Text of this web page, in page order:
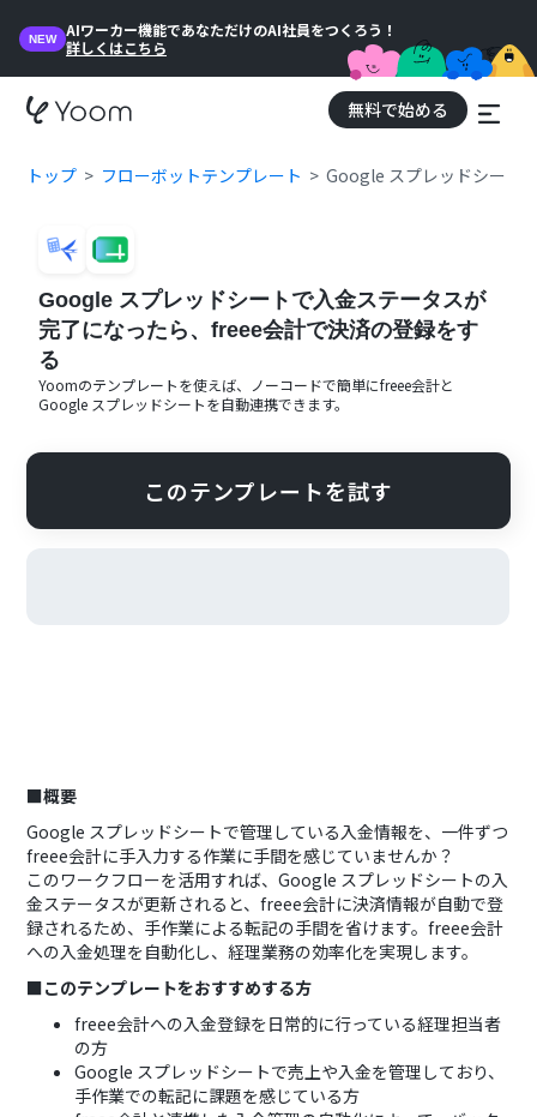
NEW
AIワーカー機能であなただけのAI社員をつくろう！
詳しくはこちら
無料で始める
トップ フローボットテンプレート Google スプレッドシート
Google スプレッドシートで入金ステータスが
完了になったら、freee会計で決済の登録をす
る
Yoomのテンプレートを使えば、ノーコードで簡単にfreee会計と
Google スプレッドシートを自動連携できます。
このテンプレートを試す
■概要
Google スプレッドシートで管理している入金情報を、一件ずつ
freee会計に手入力する作業に手間を感じていませんか？
このワークフローを活用すれば、Google スプレッドシートの入
金ステータスが更新されると、freee会計に決済情報が自動で登
録されるため、手作業による転記の手間を省けます。freee会計
への入金処理を自動化し、経理業務の効率化を実現します。
■このテンプレートをおすすめする方
freee会計への入金登録を日常的に行っている経理担当者
の方
Google スプレッドシートで売上や入金を管理しており、
手作業での転記に課題を感じている方